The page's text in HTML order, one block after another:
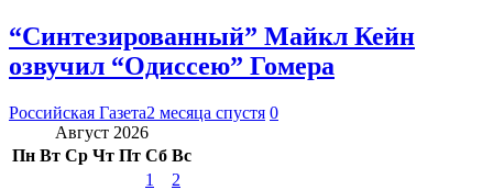
“Синтезированный” Майкл Кейн
озвучил “Одиссею” Гомера
Российская Газета2 месяца спустя 0
Август 2026
Пн Вт Ср Чт Пт Сб Вс
1
2